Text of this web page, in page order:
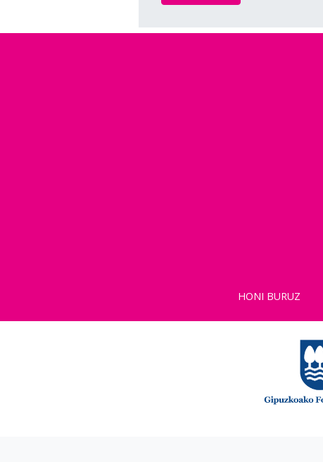
HONI BURUZ